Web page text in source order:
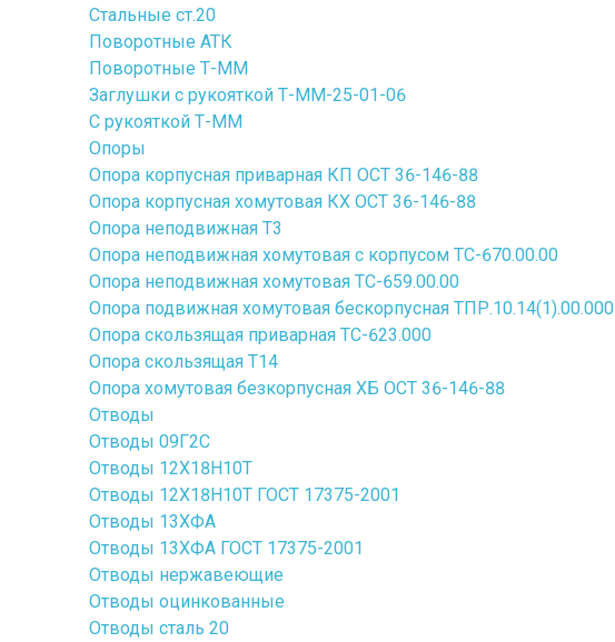
Стальные ст.20
Поворотные АТК
Поворотные Т-ММ
Заглушки с рукояткой Т-ММ-25-01-06
С рукояткой Т-ММ
Опоры
Опора корпусная приварная КП ОСТ 36-146-88
Опора корпусная хомутовая КХ ОСТ 36-146-88
Опора неподвижная Т3
Опора неподвижная хомутовая с корпусом ТС-670.00.00
Опора неподвижная хомутовая ТС-659.00.00
Опора подвижная хомутовая бескорпусная ТПР.10.14(1).00.000
Опора скользящая приварная ТС-623.000
Опора скользящая Т14
Опора хомутовая безкорпусная ХБ ОСТ 36-146-88
Отводы
Отводы 09Г2С
Отводы 12Х18Н10Т
Отводы 12Х18Н10Т ГОСТ 17375-2001
Отводы 13ХФА
Отводы 13ХФА ГОСТ 17375-2001
Отводы нержавеющие
Отводы оцинкованные
Отводы сталь 20